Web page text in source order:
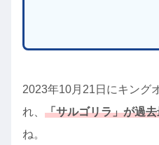
2023年10月21日にキング
れ、 「サルゴリラ」が過
ね。